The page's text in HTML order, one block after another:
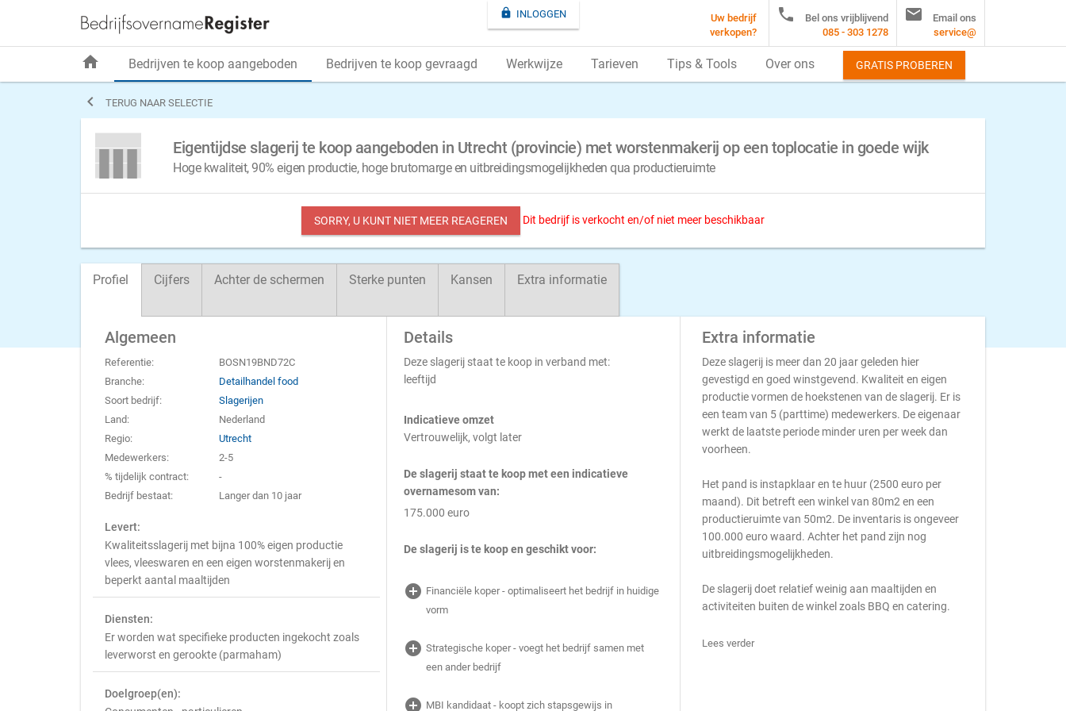
 TERUG NAAR SELECTIE
Eigentijdse slagerij te koop aangeboden in Utrecht (provincie) met worstenmakerij op een toplocatie in goede wijk
Hoge kwaliteit, 90% eigen productie, hoge brutomarge en uitbreidingsmogelijkheden qua productieruimte
SORRY, U KUNT NIET MEER REAGEREN Dit bedrijf is verkocht en/of niet meer beschikbaar
Profiel Cijfers Achter de schermen Sterke punten Kansen Extra informatie
Algemeen
Referentie:
BOSN19BND72C
Branche:
Detailhandel food
Soort bedrijf:
Slagerijen
Land:
Nederland
Regio:
Utrecht
Medewerkers:
2-5
% tijdelijk contract:
-
Bedrijf bestaat:
Langer dan 10 jaar
Levert:
Kwaliteitsslagerij met bijna 100% eigen productie
vlees, vleeswaren en een eigen worstenmakerij en
beperkt aantal maaltijden
Diensten:
Er worden wat specifieke producten ingekocht zoals
leverworst en gerookte (parmaham)
Doelgroep(en):
Details
Deze slagerij staat te koop in verband met:
leeftijd
Indicatieve omzet
Vertrouwelijk, volgt later
De slagerij staat te koop met een indicatieve
overnamesom van:
175.000 euro
De slagerij is te koop en geschikt voor:
add_circle Financiële koper - optimaliseert het bedrijf in huidige
vorm
add_circle Strategische koper - voegt het bedrijf samen met
een ander bedrijf
add_circle MBI kandidaat - koopt zich stapsgewijs in
Extra informatie
Deze slagerij is meer dan 20 jaar geleden hier
gevestigd en goed winstgevend. Kwaliteit en eigen
productie vormen de hoekstenen van de slagerij. Er is
een team van 5 (parttime) medewerkers. De eigenaar
werkt de laatste periode minder uren per week dan
voorheen.
Het pand is instapklaar en te huur (2500 euro per
maand). Dit betreft een winkel van 80m2 en een
productieruimte van 50m2. De inventaris is ongeveer
100.000 euro waard. Achter het pand zijn nog
uitbreidingsmogelijkheden.
De slagerij doet relatief weinig aan maaltijden en
activiteiten buiten de winkel zoals BBQ en catering.
Lees verder
 INLOGGEN
Uw bedrijf
verkopen?

Bel ons vrijblijvend
085 - 303 1278

Email ons
service@
home Bedrijven te koop aangeboden Bedrijven te koop gevraagd Werkwijze Tarieven Tips & Tools Over ons GRATIS PROBEREN